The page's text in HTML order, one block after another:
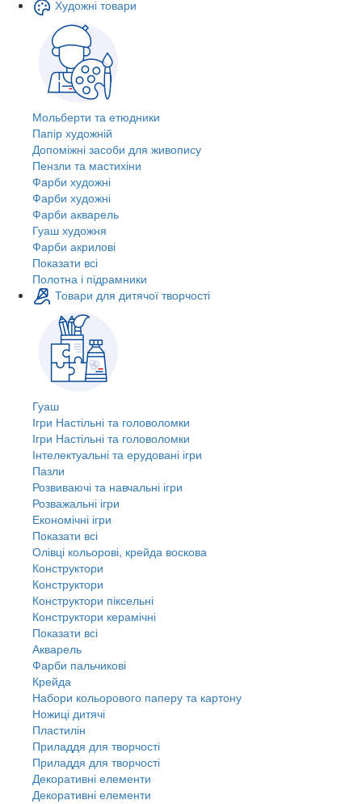
Художні товари
Мольберти та етюдники
Папір художній
Допоміжні засоби для живопису
Пензли та мастихіни
Фарби художні
Фарби художні
Фарби акварель
Гуаш художня
Фарби акрилові
Показати всі
Полотна і підрамники
Товари для дитячої творчості
Гуаш
Ігри Настільні та головоломки
Ігри Настільні та головоломки
Інтелектуальні та ерудовані ігри
Пазли
Розвиваючі та навчальні ігри
Розважальні ігри
Економічні ігри
Показати всі
Олівці кольорові, крейда воскова
Конструктори
Конструктори
Конструктори піксельні
Конструктори керамічні
Показати всі
Акварель
Фарби пальчикові
Крейда
Набори кольорового паперу та картону
Ножиці дитячі
Пластилін
Приладдя для творчості
Приладдя для творчості
Декоративні елементи
Декоративні елементи